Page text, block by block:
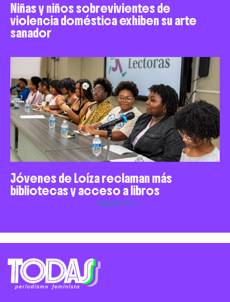
Niñas y niños sobrevivientes de
violencia doméstica exhiben su arte
sanador
Jóvenes de Loíza reclaman más
bibliotecas y acceso a libros
Siguiente »